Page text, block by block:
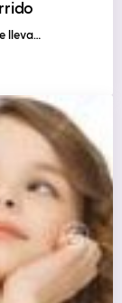
lleva…